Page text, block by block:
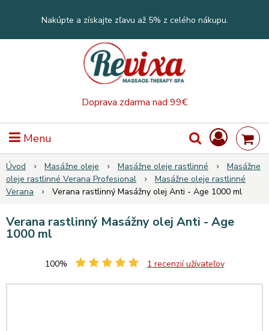
Doprava zdarma nad 99€
Nakúpte a získajte zľavu až 5% z celého nákupu.
Menu
Úvod Masážne oleje Masážne oleje rastlinné
Masážne
oleje rastlinné Verana Profesional
Masážne oleje rastlinné
Verana
Verana rastlinný Masážny olej Anti - Age 1000 ml
Verana rastlinný Masážny olej Anti - Age
1000 ml
100% 1 recenzií užívateľov